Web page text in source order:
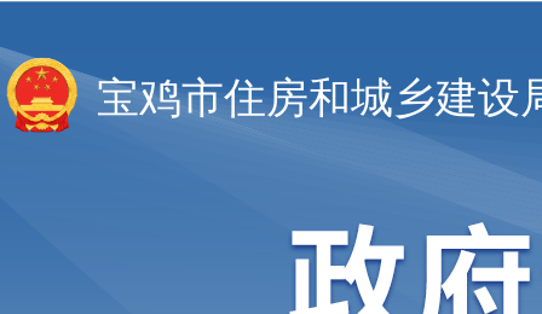
宝鸡市住房和城乡建设